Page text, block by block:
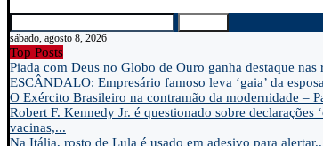
sábado, agosto 8, 2026
Top Posts
Piada com Deus no Globo de Ouro ganha destaque nas
ESCÂNDALO: Empresário famoso leva ‘gaia’ da
O Exército Brasileiro na contramão da modernidade –
Robert F. Kennedy Jr. é questionado sobre declarações
vacinas,...
Na Itália, rosto de Lula é usado em adesivo para